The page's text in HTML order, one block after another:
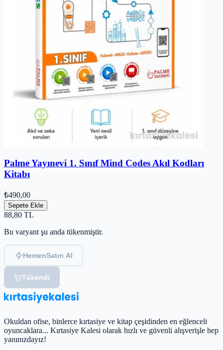
Palme Yayınevi 1. Sınıf Mind Codes Akıl Kodları
Kitabı
₺490,00
Sepete Ekle
88,80 TL
Bu varyant şu anda tükenmiştir.
HemenSatın Al
Tükendi
Okuldan ofise, binlerce kırtasiye ve kitap çeşidinden en eğlenceli
oyuncaklara... Kırtasiye Kalesi olarak hızlı ve güvenli alışverişle hep
yanınızdayız!